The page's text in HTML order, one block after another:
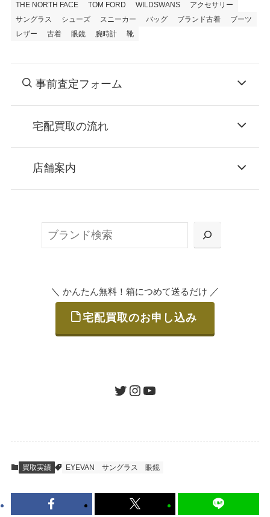
THE NORTH FACE
TOM FORD WILDSWANS
アクセサリー
サングラス
シューズ スニーカー バッグ ブランド古着
ブーツ
レザー
古着 眼鏡 腕時計 靴
事前査定フォーム
宅配買取の流れ
お申込み
または梱包材不要の「集荷申込」からお選び
ご発送
査定結果のご承認 / 入金
到着即日に査定いたします。買取金額にご納
店舗案内
＼ かんたん無料！箱につめて送るだけ ／
宅配買取のお申し込み
ツイッターインスタグラムユーチューブ
買取実績 EYEVAN サングラス 眼鏡